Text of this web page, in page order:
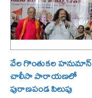
వేల గొంతుకల హనుమాన్
చాలీసా పారాయణలో
పురాణపండ పిలుపు